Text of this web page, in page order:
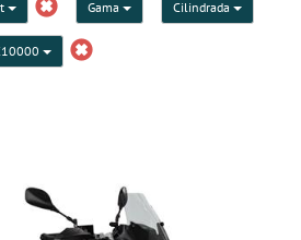
Gama Cilindrada